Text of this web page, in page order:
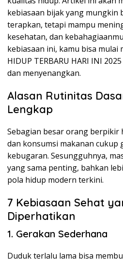
kebiasaan bijak yang mungkin
terapkan, tetapi mampu
kesehatan, dan
kebiasaan ini, kamu bisa mulai
HIDUP TERBARU HARI INI
dan menyenangkan.
Alasan Rutinitas
Lengkap
Sebagian besar orang berpikir
dan konsumsi makanan cukup
kebugaran. Sesungguhnya,
yang sama penting, bahkan
pola hidup modern terkini.
7 Kebiasaan Sehat
Diperhatikan
1. Gerakan Sederhana
Duduk terlalu lama bisa